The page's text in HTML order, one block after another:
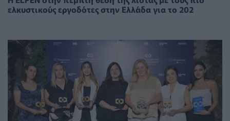
ελκυστικούς εργοδότες στην Ελλάδα για το 202